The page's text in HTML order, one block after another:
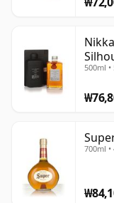
500ml •
700ml •